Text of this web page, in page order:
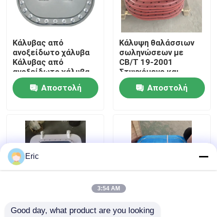
Γύρος εργοστασίων
Ποιοτικός έλεγχος
επαφή
Ζητήστε ένα απόσπασμα
Company News
Θαλάσσια παράθυρα
Κάλυβας από
ανοξείδωτο χάλυβα
Κάλυβας από
ανοξείδωτο χάλυβα
Αποστολή
Κάλυψη θαλάσσιων
σωληνώσεων με
CB/T 19-2001
Στυγχόμενο και
ανοξείδωτο χάλυβα,
μπουρνούλα και
πλυντήριο για
στα πλοία
Αποστολή
Θαλάσσιοι Αλουμινένιο κάλυμμα
Eric
3:54 AM
Good day, what product are you looking